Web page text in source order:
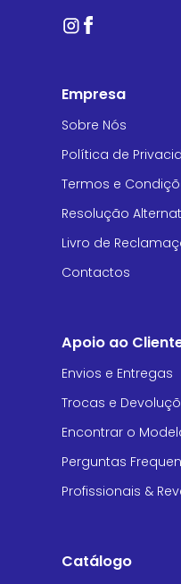
Empresa
Sobre Nós
Política de
Termos e
Resolução
Livro de
Contactos
Apoio ao
Envios e Entregas
Trocas e
Encontrar o
Perguntas
Profissionais &
Catálogo